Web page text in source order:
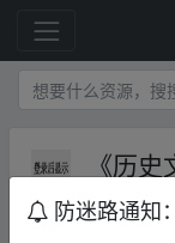
《历
0册）
寻中华
防迷路通知：